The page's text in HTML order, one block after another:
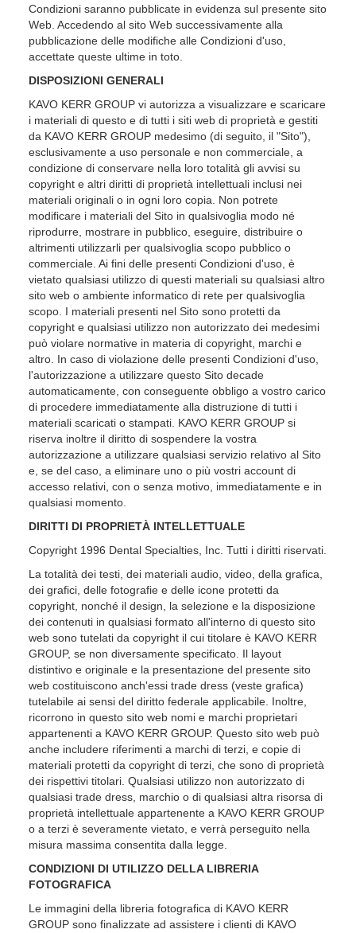
Condizioni saranno pubblicate in evidenza sul presente sito
Web. Accedendo al sito Web successivamente alla
pubblicazione delle modifiche alle Condizioni d'uso,
accettate queste ultime in toto.
DISPOSIZIONI GENERALI
KAVO KERR GROUP vi autorizza a visualizzare e scaricare
i materiali di questo e di tutti i siti web di proprietà e gestiti
da KAVO KERR GROUP medesimo (di seguito, il "Sito"),
esclusivamente a uso personale e non commerciale, a
condizione di conservare nella loro totalità gli avvisi su
copyright e altri diritti di proprietà intellettuali inclusi nei
materiali originali o in ogni loro copia. Non potrete
modificare i materiali del Sito in qualsivoglia modo né
riprodurre, mostrare in pubblico, eseguire, distribuire o
altrimenti utilizzarli per qualsivoglia scopo pubblico o
commerciale. Ai fini delle presenti Condizioni d'uso, è
vietato qualsiasi utilizzo di questi materiali su qualsiasi altro
sito web o ambiente informatico di rete per qualsivoglia
scopo. I materiali presenti nel Sito sono protetti da
copyright e qualsiasi utilizzo non autorizzato dei medesimi
può violare normative in materia di copyright, marchi e
altro. In caso di violazione delle presenti Condizioni d'uso,
l'autorizzazione a utilizzare questo Sito decade
automaticamente, con conseguente obbligo a vostro carico
di procedere immediatamente alla distruzione di tutti i
materiali scaricati o stampati. KAVO KERR GROUP si
riserva inoltre il diritto di sospendere la vostra
autorizzazione a utilizzare qualsiasi servizio relativo al Sito
e, se del caso, a eliminare uno o più vostri account di
accesso relativi, con o senza motivo, immediatamente e in
qualsiasi momento.
DIRITTI DI PROPRIETÀ INTELLETTUALE
Copyright 1996 Dental Specialties, Inc. Tutti i diritti riservati.
La totalità dei testi, dei materiali audio, video, della grafica,
dei grafici, delle fotografie e delle icone protetti da
copyright, nonché il design, la selezione e la disposizione
dei contenuti in qualsiasi formato all'interno di questo sito
web sono tutelati da copyright il cui titolare è KAVO KERR
GROUP, se non diversamente specificato. Il layout
distintivo e originale e la presentazione del presente sito
web costituiscono anch'essi trade dress (veste grafica)
tutelabile ai sensi del diritto federale applicabile. Inoltre,
ricorrono in questo sito web nomi e marchi proprietari
appartenenti a KAVO KERR GROUP. Questo sito web può
anche includere riferimenti a marchi di terzi, e copie di
materiali protetti da copyright di terzi, che sono di proprietà
dei rispettivi titolari. Qualsiasi utilizzo non autorizzato di
qualsiasi trade dress, marchio o di qualsiasi altra risorsa di
proprietà intellettuale appartenente a KAVO KERR GROUP
o a terzi è severamente vietato, e verrà perseguito nella
misura massima consentita dalla legge.
CONDIZIONI DI UTILIZZO DELLA LIBRERIA
FOTOGRAFICA
Le immagini della libreria fotografica di KAVO KERR
GROUP sono finalizzate ad assistere i clienti di KAVO